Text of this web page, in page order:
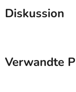
Diskussion
Verwandte